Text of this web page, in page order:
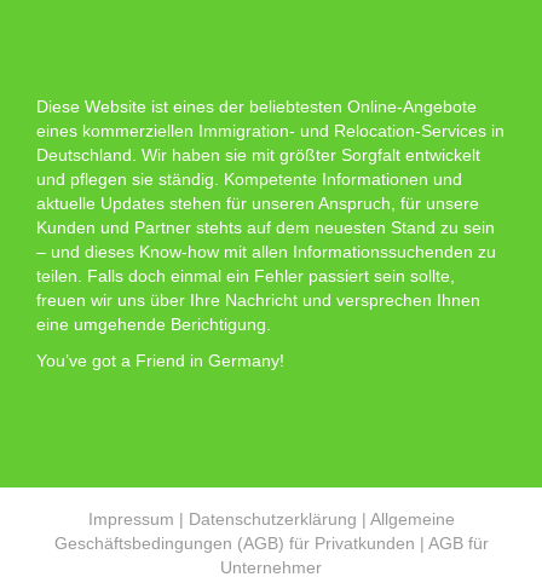
Diese Website ist eines der beliebtesten Online-Angebote
eines kommerziellen Immigration- und Relocation-Services in
Deutschland. Wir haben sie mit größter Sorgfalt entwickelt
und pflegen sie ständig. Kompetente Informationen und
aktuelle Updates stehen für unseren Anspruch, für unsere
Kunden und Partner stehts auf dem neuesten Stand zu sein
– und dieses Know-how mit allen Informationssuchenden zu
teilen. Falls doch einmal ein Fehler passiert sein sollte,
freuen wir uns über Ihre Nachricht und versprechen Ihnen
eine umgehende Berichtigung.
You’ve got a Friend in Germany!
Impressum | Datenschutzerklärung | Allgemeine
Geschäftsbedingungen (AGB) für Privatkunden | AGB für
Unternehmer